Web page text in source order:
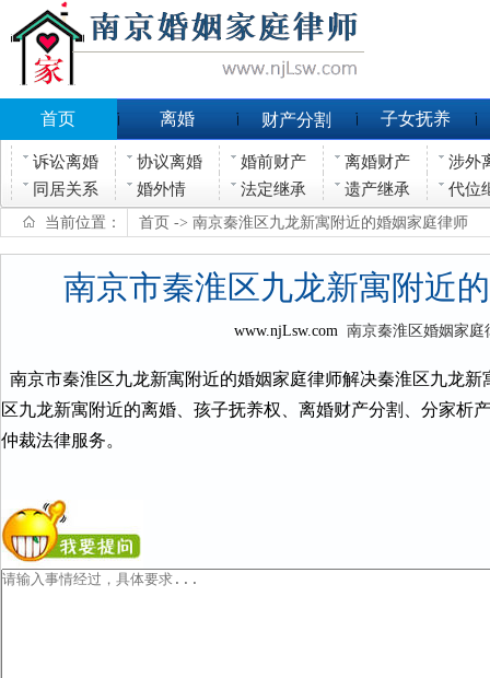
首页 离婚 财产分割 子女抚养
诉讼离婚 协议离婚 婚前财产 离婚财产
涉外
同居关系
婚外情 法定继承 遗产继承 代位
当前位置： 首页 -> 南京秦淮区九龙新寓附近的婚姻家庭律师
南京市秦淮区九龙新寓附近
www.njLsw.com南京秦淮区婚姻家庭
南京市秦淮区九龙新寓附近的婚姻家庭律师解决秦淮区九龙
区九龙新寓附近的离婚、孩子抚养权、离婚财产分割、分家析
仲裁法律服务。